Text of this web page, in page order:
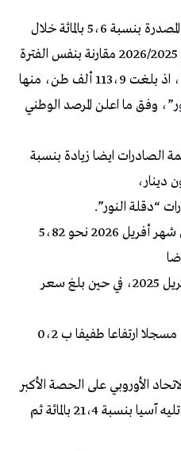
شهدت التمور زيادة في الكميات المصدرة بنسبة 5،6 بالمائة خلال
الاشهر السبعة الأولى من موسم 2026/2025 مقارنة بنفس الفترة
من الموسم السابق (2025/2024)، اذ بلغت 113،9 ألف طن، منها
وفق ما اعلن المرصد الوطني
ايضا زيادة بنسبة
وبلغ معدل السعر المسجل خلال شهر أفريل 2026 نحو 5،82
بنسبة 2،2 بالمائة مقارنة بشهر أفريل 2025، في حين بلغ سعر
حوالي 7،02 دينار للكلغ الواحد، مسجلا ارتفاعا طفيفا ب 0،2
الأوروبي على الحصة الأكبر
من الصادرات بنسبة 47،5 بالمائة تليه آسيا بنسبة 21،4 بالمائة ثم